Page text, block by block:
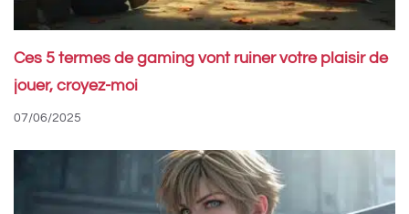
Ces 5 termes de gaming vont ruiner votre plaisir de
jouer, croyez-moi
07/06/2025